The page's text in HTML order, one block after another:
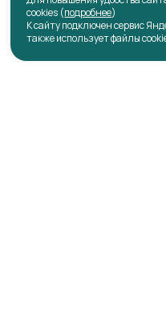
cookies (подробнее)
К сайту подключен сервис
также использует файлы